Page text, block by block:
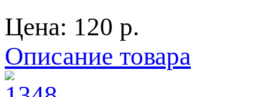
Цена: 120 p.
Описание товара